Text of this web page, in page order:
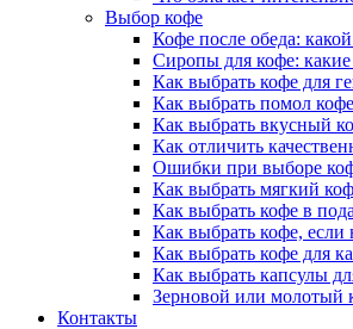
Выбор кофе
Кофе после обеда:
Сиропы для кофе:
Как выбрать кофе для
Как выбрать помол
Как выбрать вкусный
Как отличить
Ошибки при выборе
Как выбрать мягкий
Как выбрать кофе в
Как выбрать кофе, если
Как выбрать кофе для
Как выбрать капсулы
Зерновой или молотый
Контакты